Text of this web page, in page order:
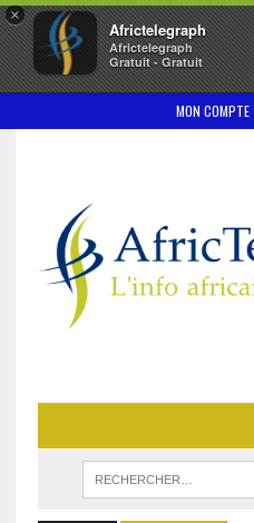
×
Africtelegraph
Africtelegraph
Gratuit - Gratuit
MON COMPTE